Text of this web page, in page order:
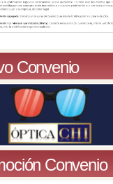
Convenio
Convenio